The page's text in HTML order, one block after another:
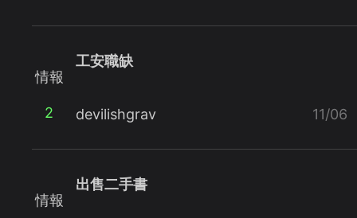
情報
2
工安職缺
devilishgrav 11/06
情報
出售二手書